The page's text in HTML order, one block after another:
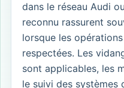
dans le réseau Audi
reconnu rassurent
lorsque les
respectées. Les
sont applicables, les
le suivi des systèmes